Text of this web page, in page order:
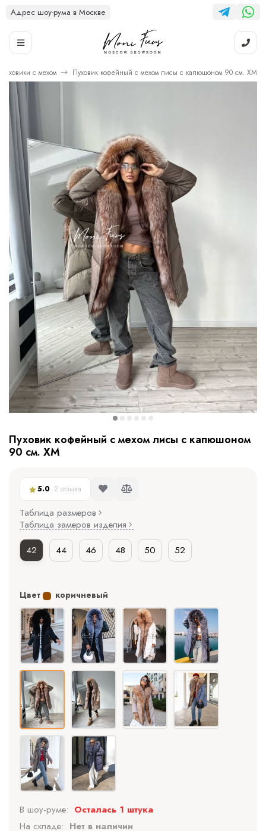
Адрес шоу-рума в Москве
Пуховики с мехом Пуховик кофейный с мехом лисы с капюшоном 90 см. ХМ
Пуховик кофейный с мехом лисы с капюшоном
90 см. ХМ
5.0 2 отзыва
Таблица размеров
Таблица замеров изделия
42
44 46 48 50 52
Цвет коричневый
В шоу-руме: Осталась 1 штука
На складе: Нет в наличии